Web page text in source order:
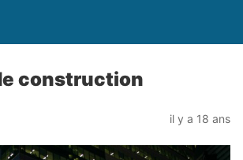
construction
il y a 18 ans